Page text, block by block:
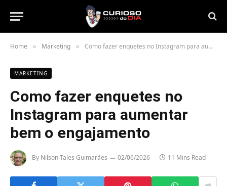
Home » Marketing » Como fazer enquetes no Instagram para aumentar bem o engajamento
MARKETING
Como fazer enquetes no
Instagram para aumentar
bem o engajamento
By Nilson Tales Guimarães 02/06/2026 11 Mins Read